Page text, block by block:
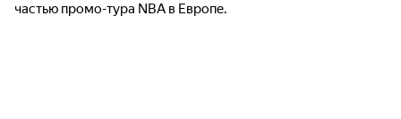
частью промо-тура NBA в Европе.